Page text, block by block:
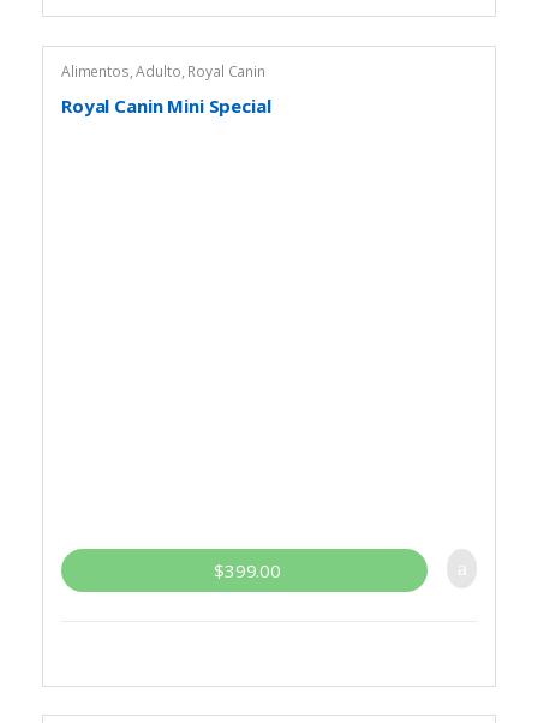
Alimentos,Adulto, Royal Canin
Royal Canin Mini Special
$399.00